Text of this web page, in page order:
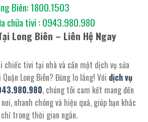
Biên: 1800.1503
chữa tivi : 0943.980.980
Long Biên – Liên Hệ Ngay
chiếc tivi tại nhà và cần một dịch vụ sửa
Long Biên? Đừng lo lắng! Với dịch vụ
, chúng tôi cam kết mang đến
nhanh chóng và hiệu quả, giúp bạn khắc
trong thời gian ngắn.